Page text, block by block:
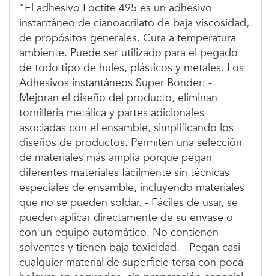
"El adhesivo Loctite 495 es un adhesivo
instantáneo de cianoacrilato de baja viscosidad,
de propósitos generales. Cura a temperatura
ambiente. Puede ser utilizado para el pegado
de todo tipo de hules, plásticos y metales. Los
Adhesivos instantáneos Super Bonder: -
Mejoran el diseño del producto, eliminan
tornillería metálica y partes adicionales
asociadas con el ensamble, simplificando los
diseños de productos. Permiten una selección
de materiales más amplia porque pegan
diferentes materiales fácilmente sin técnicas
especiales de ensamble, incluyendo materiales
que no se pueden soldar. - Fáciles de usar, se
pueden aplicar directamente de su envase o
con un equipo automático. No contienen
solventes y tienen baja toxicidad. - Pegan casi
cualquier material de superficie tersa con poca